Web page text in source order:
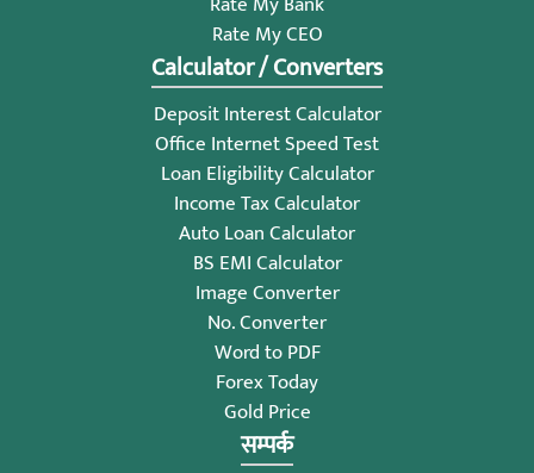
Rate My CEO
Calculator / Converters
Deposit Interest Calculator
Office Internet Speed Test
Loan Eligibility Calculator
Income Tax Calculator
Auto Loan Calculator
BS EMI Calculator
Image Converter
No. Converter
Word to PDF
Forex Today
Gold Price
सम्पर्क